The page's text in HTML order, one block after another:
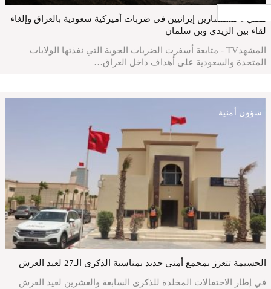
مقتل 6 مستشارين إيرانيين في ضربات أميركية سعودية بالعراق وإلغاء
لقاء بين الزيدي وبن سلمان
المشهدTV - متابعة أسفرت الضربات الجوية التي نفذتها الولايات
المتحدة والسعودية على أهداف داخل العراق…
شؤون أمنية
الحسيمة تتعزز بمجمع أمني جديد بمناسبة الذكرى الـ27 لعيد العرش
في إطار الاحتفالات المخلدة للذكرى السابعة والعشرين لعيد العرش